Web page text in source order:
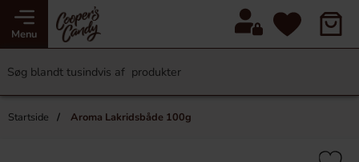
Menu
Startside Aroma Lakridsbåde 100g